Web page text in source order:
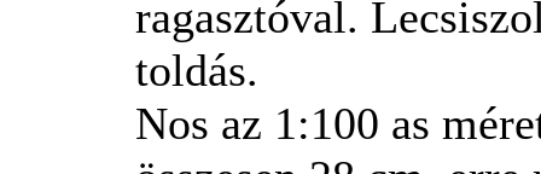
ragasztóval.
toldás.
Nos az 1:100 as